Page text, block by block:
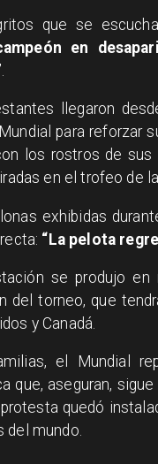
que se
en
llegaron
para reforzar
los rostros de sus
en el trofeo de
exhibidas
“La pelota
se produjo
del torneo, que
y Canadá.
el Mundial
que, aseguran,
quedó
del mundo.